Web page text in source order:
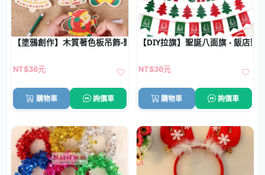
【塗鴉創作】木質著色板吊飾-聖誕DIY材料
NT$36元
購物車 詢價車
【DIY拉旗】聖誕八面旗 - 飯店聖
NT$36元
購物車 詢價車